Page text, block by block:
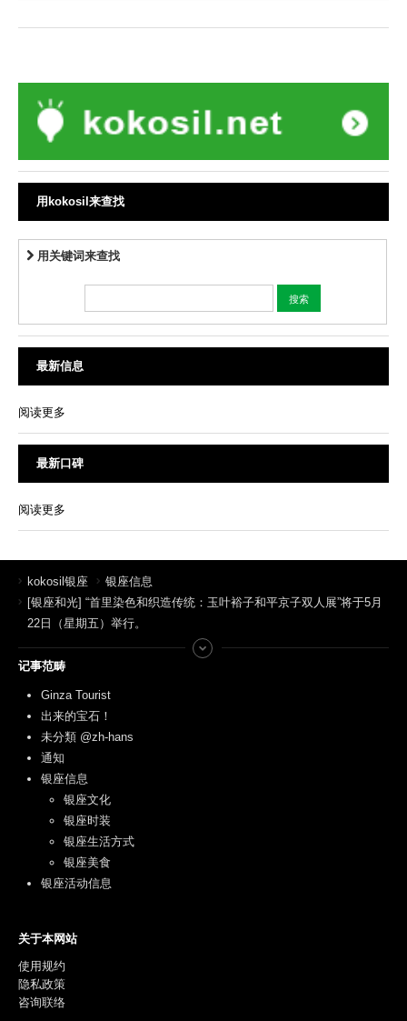
用kokosil来查找
用关键词来查找
最新信息
阅读更多
最新口碑
阅读更多
kokosil银座
银座信息
[银座和光] “首里染色和织造传统：玉叶裕子和平京子双人展”将于5月
22日（星期五）举行。
记事范畴
Ginza Tourist
出来的宝石！
未分類 @zh-hans
通知
银座信息
银座文化
银座时装
银座生活方式
银座美食
银座活动信息
关于本网站
使用规约
隐私政策
咨询联络